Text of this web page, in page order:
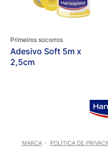
Primeiros socorros
Adesivo Soft 5m x
2,5cm
MARCA POLÌTICA DE